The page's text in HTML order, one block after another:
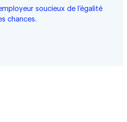
soucieux de l’égalité
chances.